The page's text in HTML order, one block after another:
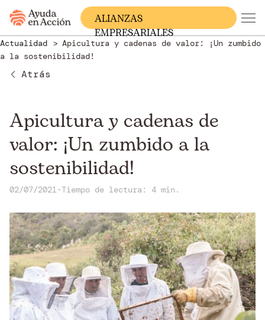
ALIANZAS
EMPRESARIALES
Actualidad
Apicultura y cadenas de valor: ¡Un zumbido
a la sostenibilidad!
Atrás
Apicultura y cadenas de
valor: ¡Un zumbido a la
sostenibilidad!
02/07/2021-Tiempo de lectura: 4 min.